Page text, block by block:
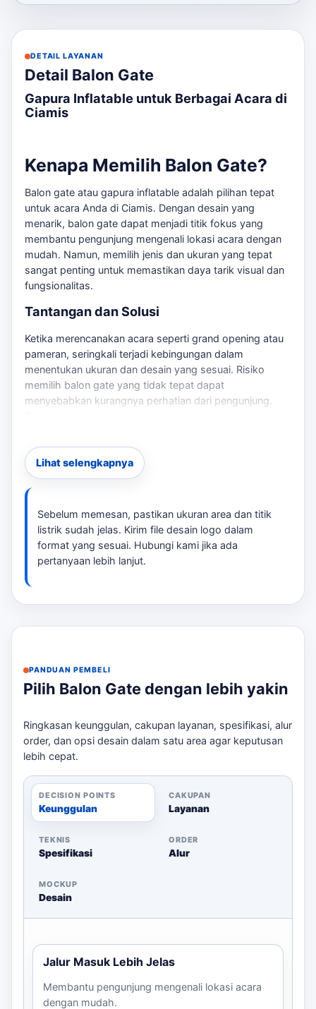
DETAIL LAYANAN
Detail Balon Gate
Gapura Inflatable untuk Berbagai Acara di
Ciamis
Kenapa Memilih Balon Gate?
Balon gate atau gapura inflatable adalah pilihan tepat
untuk acara Anda di Ciamis. Dengan desain yang
menarik, balon gate dapat menjadi titik fokus yang
membantu pengunjung mengenali lokasi acara dengan
mudah. Namun, memilih jenis dan ukuran yang tepat
sangat penting untuk memastikan daya tarik visual dan
fungsionalitas.
Tantangan dan Solusi
Ketika merencanakan acara seperti grand opening atau
pameran, seringkali terjadi kebingungan dalam
menentukan ukuran dan desain yang sesuai. Risiko
memilih balon gate yang tidak tepat dapat
menyebabkan kurangnya perhatian dari pengunjung.
berkembang ke layanan terkait,
membantu pembaca menjaga brief tetap selaras
dengan target promosi.
Berikut adalah beberapa langkah yang dapat Anda ikuti
untuk memesan balon gate: Sebagai pembanding
internal,penawaran harga balon gate Ciamis
dipakai untuk melihat opsi layanan lain sebelum finalisasi
termasuk logo dan warna.
Konfirmasi ketersediaan dan estimasi harga.
memulai proses produksi.
Pengiriman dilakukan sesuai dengan jadwal
Keunggulan Balon Gate
Dengan menggunakan balon gate, Anda akan
mendapatkan:
perhatian
Branding yang terlihat jelas dari jarak jauh
Spot foto yang menarik untuk pengunjung
Untuk informasi lebih lanjut dan konsultasi, klik di sini.
Lihat selengkapnya
Sebelum memesan, pastikan ukuran area dan titik
listrik sudah jelas. Kirim file desain logo dalam
format yang sesuai. Hubungi kami jika ada
pertanyaan lebih lanjut.
PANDUAN PEMBELI
Pilih Balon Gate dengan lebih yakin
Ringkasan keunggulan, cakupan layanan, spesifikasi, alur
order, dan opsi desain dalam satu area agar keputusan
lebih cepat.
DECISION POINTS
Keunggulan
CAKUPAN
Layanan
TEKNIS
Spesifikasi
ORDER
Alur
MOCKUP
Desain
Jalur Masuk Lebih Jelas
Membantu pengunjung mengenali lokasi acara
dengan mudah.